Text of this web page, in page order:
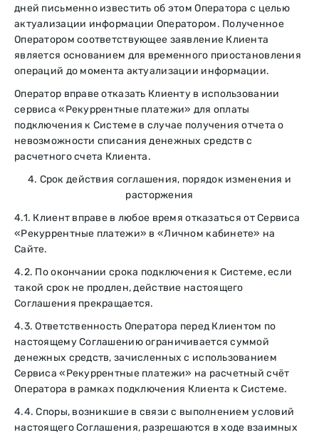
дней письменно известить об этом Оператора с целью
актуализации информации Оператором. Полученное
Оператором соответствующее заявление Клиента
является основанием для временного приостановления
операций до момента актуализации информации.
Оператор вправе отказать Клиенту в использовании
сервиса «Рекуррентные платежи» для оплаты
подключения к Системе в случае получения отчета о
невозможности списания денежных средств с
расчетного счета Клиента.
4. Срок действия соглашения, порядок изменения и
расторжения
4.1. Клиент вправе в любое время отказаться от Сервиса
«Рекуррентные платежи» в «Личном кабинете» на
Сайте.
4.2. По окончании срока подключения к Системе, если
такой срок не продлен, действие настоящего
Соглашения прекращается.
4.3. Ответственность Оператора перед Клиентом по
настоящему Соглашению ограничивается суммой
денежных средств, зачисленных с использованием
Сервиса «Рекуррентные платежи» на расчетный счёт
Оператора в рамках подключения Клиента к Системе.
4.4. Споры, возникшие в связи с выполнением условий
настоящего Соглашения, разрешаются в ходе взаимных